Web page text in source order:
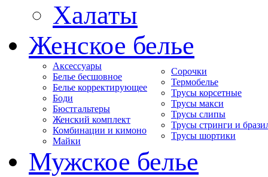
Халаты
Женское белье
Аксессуары
Белье бесшовное
Белье корректирующее
Боди
Бюстгальтеры
Женский комплект
Комбинации и кимоно
Майки
Сорочки
Термобелье
Трусы корсетные
Трусы макси
Трусы слипы
Трусы стринги и
Трусы шортики
Мужское белье